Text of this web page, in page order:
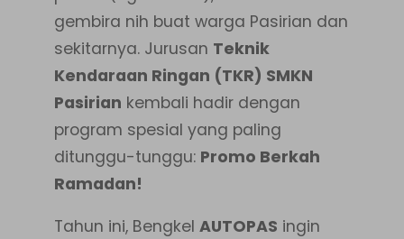
gembira nih buat warga Pasirian dan
sekitarnya. Jurusan Teknik
Kendaraan Ringan (TKR) SMKN
Pasirian kembali hadir dengan
program spesial yang paling
ditunggu-tunggu: Promo Berkah
Ramadan!
Tahun ini, Bengkel AUTOPAS ingin